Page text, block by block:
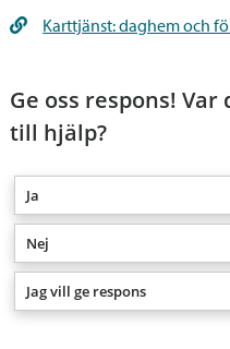
Karttjänst: daghem och
Ge oss respons!
till hjälp?
Ja
Nej
Jag vill ge respons